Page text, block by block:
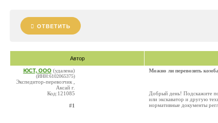
ОТВЕТИТЬ
Автор
ЮСТ, ООО (удалена)
(ИНН:6102065375)
Экспедитор-перевозчик ,
Аксай г.
Код:121085
#1
Можно ли перевозить
Добрый день! Подскажите
или экскаватор и другую
нормативные документы